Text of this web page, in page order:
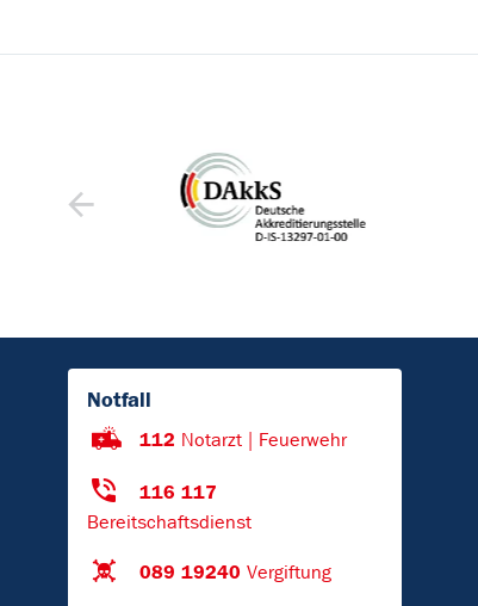
Notfall
112 Notarzt | Feuerwehr
116 117
Bereitschaftsdienst
089 19240 Vergiftung